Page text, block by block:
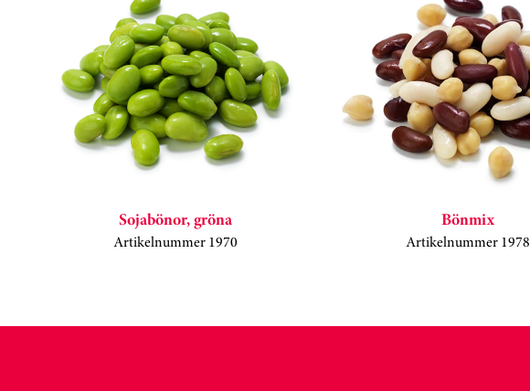
Sojabönor, gröna
Artikelnummer 1970
Bönmix
Artikelnummer 1978